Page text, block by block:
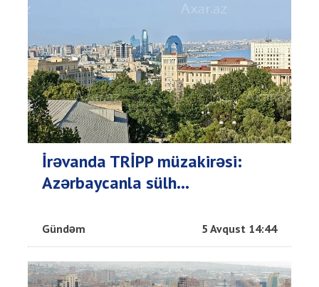
İrəvanda TRİPP müzakirəsi:
Azərbaycanla sülh...
Gündəm 5 Avqust 14:44